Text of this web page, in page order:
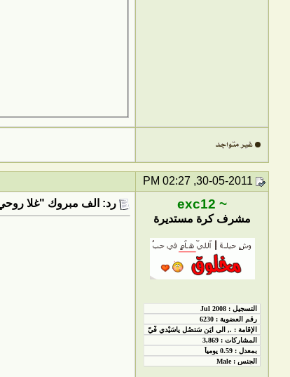
~ exc12
مشرف كرة مستديرة
رد: الف مبروك "غلا روحي